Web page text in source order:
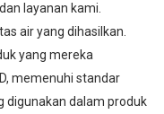
layanan kami.
air yang dihasilkan.
yang mereka
memenuhi standar
digunakan dalam produk